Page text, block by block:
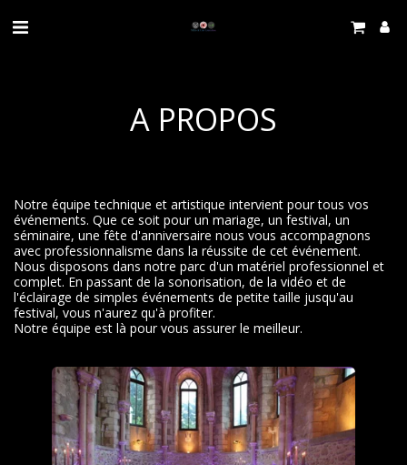
A PROPOS
Notre équipe technique et artistique intervient pour tous vos
événements. Que ce soit pour un mariage, un festival, un
séminaire, une fête d'anniversaire nous vous accompagnons
avec professionnalisme dans la réussite de cet événement.
Nous disposons dans notre parc d'un matériel professionnel et
complet. En passant de la sonorisation, de la vidéo et de
l'éclairage de simples événements de petite taille jusqu'au
festival, vous n'aurez qu'à profiter.
Notre équipe est là pour vous assurer le meilleur.